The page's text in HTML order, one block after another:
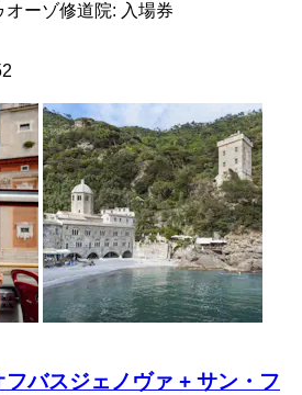
オーゾ修道院: 入場券
バスジェノヴァ + サン・フ